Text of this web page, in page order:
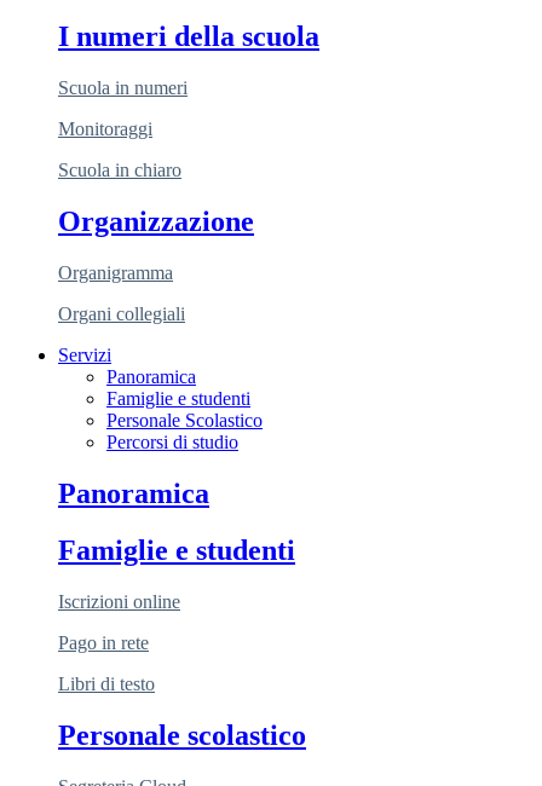
I numeri della scuola
Scuola in numeri
Monitoraggi
Scuola in chiaro
Organizzazione
Organigramma
Organi collegiali
Servizi
Panoramica
Famiglie e studenti
Personale Scolastico
Percorsi di studio
Panoramica
Famiglie e studenti
Iscrizioni online
Pago in rete
Libri di testo
Personale scolastico